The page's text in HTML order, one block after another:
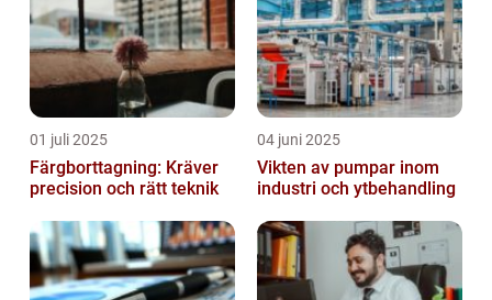
01 juli 2025
Färgborttagning: Kräver
precision och rätt teknik
04 juni 2025
Vikten av pumpar inom
industri och ytbehandling